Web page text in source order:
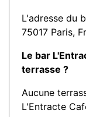
L'adresse du
75017 Paris,
Le bar
terrasse ?
Aucune
L'Entracte